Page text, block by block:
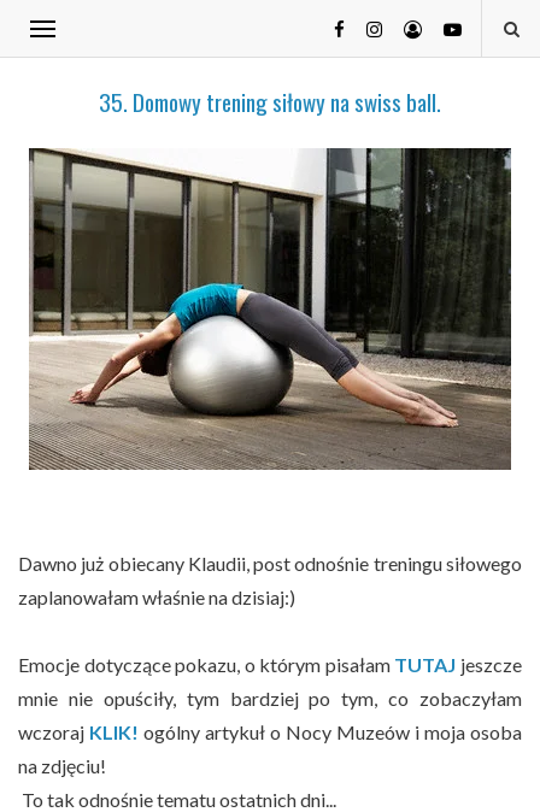
35. Domowy trening siłowy na swiss ball.
Dawno już obiecany Klaudii, post odnośnie treningu siłowego
zaplanowałam właśnie na dzisiaj:)
Emocje dotyczące pokazu, o którym pisałam TUTAJ jeszcze
mnie nie opuściły, tym bardziej po tym, co zobaczyłam
wczoraj KLIK! ogólny artykuł o Nocy Muzeów i moja osoba
na zdjęciu!
To tak odnośnie tematu ostatnich dni...